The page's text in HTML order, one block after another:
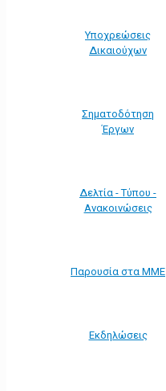
Υποχρεώσεις
Δικαιούχων
Σηματοδότηση
Έργων
Δελτία - Τύπου -
Ανακοινώσεις
Παρουσία στα ΜΜΕ
Εκδηλώσεις